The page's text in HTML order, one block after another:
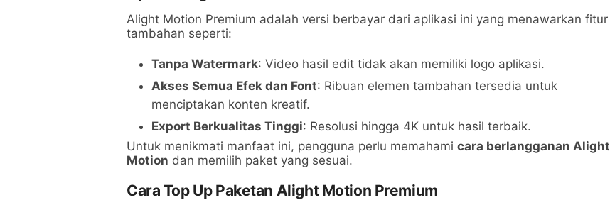
Alight Motion Premium adalah versi berbayar dari aplikasi ini yang menawarkan fitur
tambahan seperti:
Tanpa Watermark: Video hasil edit tidak akan memiliki logo aplikasi.
Akses Semua Efek dan Font: Ribuan elemen tambahan tersedia untuk
menciptakan konten kreatif.
Export Berkualitas Tinggi: Resolusi hingga 4K untuk hasil terbaik.
Untuk menikmati manfaat ini, pengguna perlu memahami cara berlangganan Alight
Motion dan memilih paket yang sesuai.
Cara Top Up Paketan Alight Motion Premium